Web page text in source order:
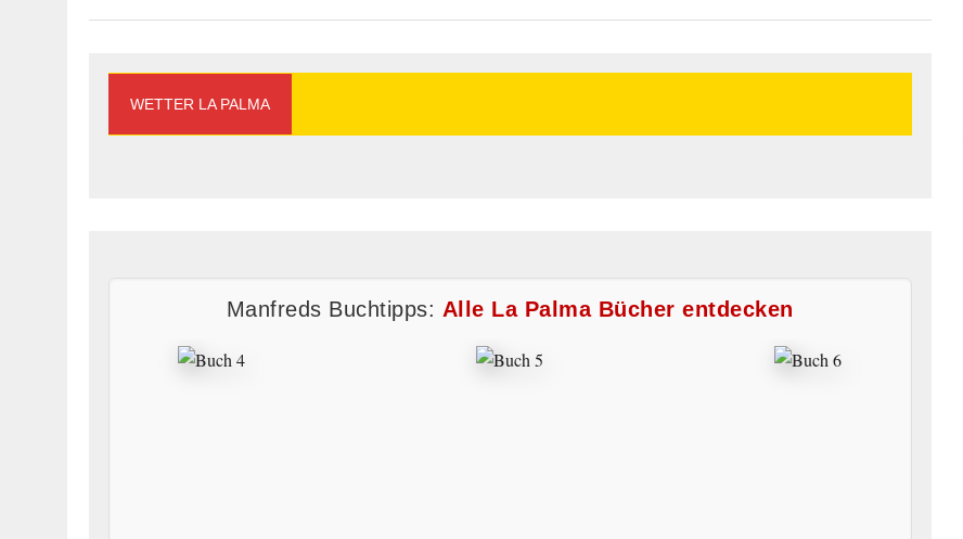
WETTER LA PALMA
Manfreds Buchtipps: Alle La Palma Bücher entdecken